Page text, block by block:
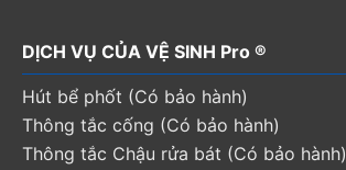
DỊCH VỤ CỦA VỆ SINH Pro ®
Hút bể phốt (Có bảo hành)
Thông tắc cống (Có bảo hành)
Thông tắc Chậu rửa bát (Có bảo hành)